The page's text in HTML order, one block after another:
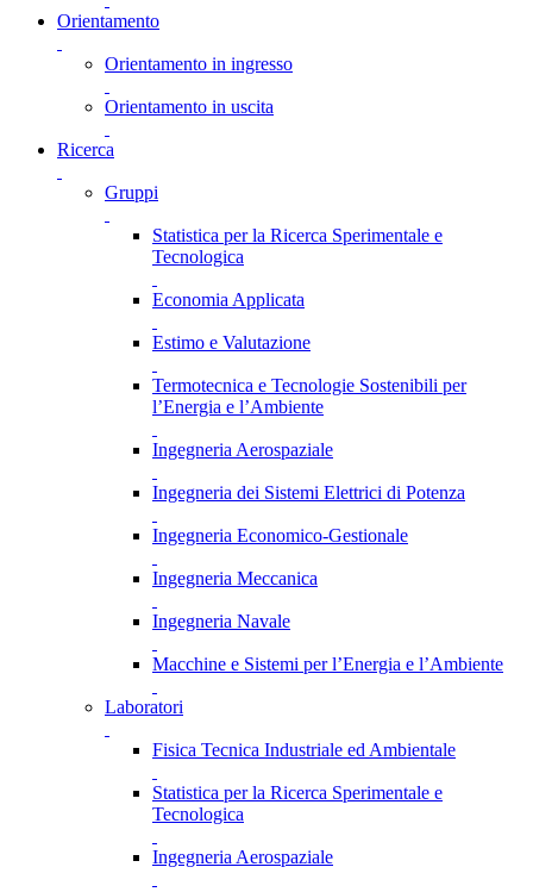
Orientamento
Orientamento in ingresso
Orientamento in uscita
Ricerca
Gruppi
Statistica per la Ricerca Sperimentale e
Tecnologica
Economia Applicata
Estimo e Valutazione
Termotecnica e Tecnologie Sostenibili per
l’Energia e l’Ambiente
Ingegneria Aerospaziale
Ingegneria dei Sistemi Elettrici di Potenza
Ingegneria Economico-Gestionale
Ingegneria Meccanica
Ingegneria Navale
Macchine e Sistemi per l’Energia e l’Ambiente
Laboratori
Fisica Tecnica Industriale ed Ambientale
Statistica per la Ricerca Sperimentale e
Tecnologica
Ingegneria Aerospaziale